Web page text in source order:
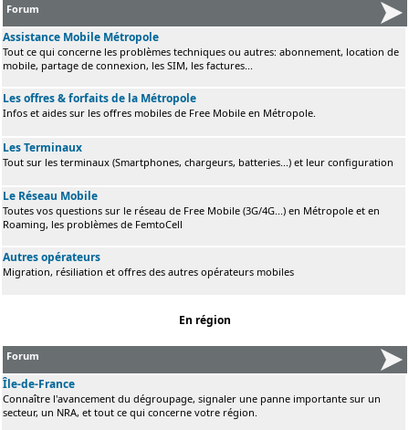
Forum
Assistance Mobile Métropole
Tout ce qui concerne les problèmes techniques ou autres: abonnement, location de
mobile, partage de connexion, les SIM, les factures...
Les offres & forfaits de la Métropole
Infos et aides sur les offres mobiles de Free Mobile en Métropole.
Les Terminaux
Tout sur les terminaux (Smartphones, chargeurs, batteries...) et leur configuration
Le Réseau Mobile
Toutes vos questions sur le réseau de Free Mobile (3G/4G...) en Métropole et en
Roaming, les problèmes de FemtoCell
Autres opérateurs
Migration, résiliation et offres des autres opérateurs mobiles
En région
Forum
Île-de-France
Connaître l'avancement du dégroupage, signaler une panne importante sur un
secteur, un NRA, et tout ce qui concerne votre région.